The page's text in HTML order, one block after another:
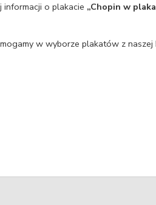
informacji o plakacie „Chopin w
w wyborze plakatów z naszej